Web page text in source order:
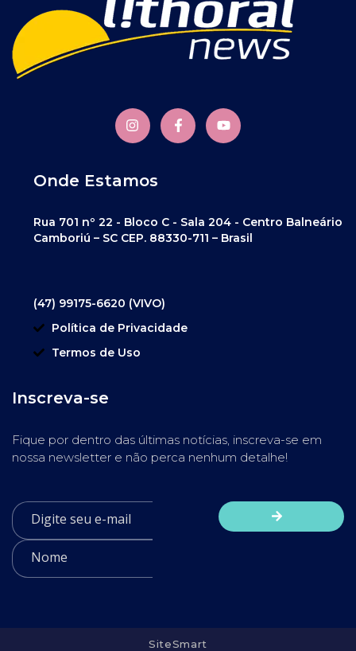
Onde Estamos
Rua 701 nº 22 - Bloco C - Sala 204 - Centro Balneário
Camboriú – SC CEP. 88330-711 – Brasil
(47) 99175-6620 (VIVO)
Política de Privacidade
Termos de Uso
Inscreva-se
Fique por dentro das últimas notícias, inscreva-se em
nossa newsletter e não perca nenhum detalhe!
SiteSmart